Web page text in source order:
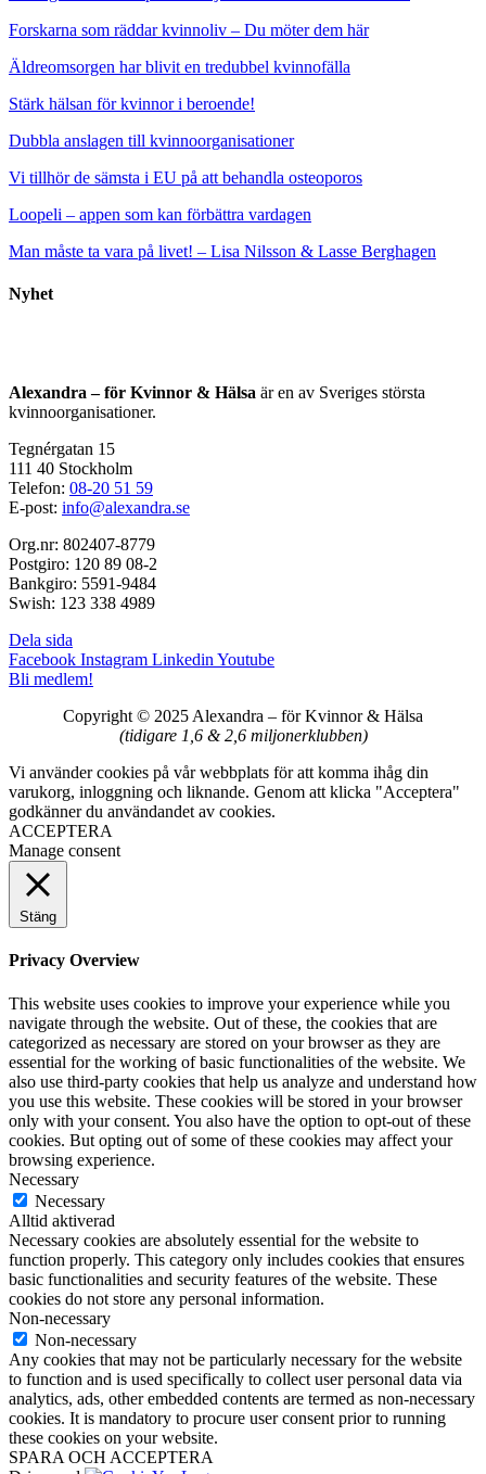
Forskarna som räddar kvinnoliv – Du möter dem här
Äldreomsorgen har blivit en tredubbel kvinnofälla
Stärk hälsan för kvinnor i beroende!
Dubbla anslagen till kvinnoorganisationer
Vi tillhör de sämsta i EU på att behandla osteoporos
Loopeli – appen som kan förbättra vardagen
Man måste ta vara på livet! – Lisa Nilsson & Lasse Berghagen
Nyhet
Alexandra – för Kvinnor & Hälsa är en av Sveriges största
kvinnoorganisationer.
Tegnérgatan 15
111 40 Stockholm
Telefon: 08-20 51 59
E-post: info@alexandra.se
Org.nr: 802407-8779
Postgiro: 120 89 08-2
Bankgiro: 5591-9484
Swish: 123 338 4989
Dela sida
Facebook Instagram Linkedin Youtube
Bli medlem!
Copyright © 2025 Alexandra – för Kvinnor & Hälsa
(tidigare 1,6 & 2,6 miljonerklubben)
Vi använder cookies på vår webbplats för att komma ihåg din
varukorg, inloggning och liknande. Genom att klicka "Acceptera"
godkänner du användandet av cookies.
ACCEPTERA
Manage consent
Stäng
Privacy Overview
This website uses cookies to improve your experience while you
navigate through the website. Out of these, the cookies that are
categorized as necessary are stored on your browser as they are
essential for the working of basic functionalities of the website. We
also use third-party cookies that help us analyze and understand how
you use this website. These cookies will be stored in your browser
only with your consent. You also have the option to opt-out of these
cookies. But opting out of some of these cookies may affect your
browsing experience.
Necessary
Necessary
Alltid aktiverad
Necessary cookies are absolutely essential for the website to
function properly. This category only includes cookies that ensures
basic functionalities and security features of the website. These
cookies do not store any personal information.
Non-necessary
Non-necessary
Any cookies that may not be particularly necessary for the website
to function and is used specifically to collect user personal data via
analytics, ads, other embedded contents are termed as non-necessary
cookies. It is mandatory to procure user consent prior to running
these cookies on your website.
SPARA OCH ACCEPTERA